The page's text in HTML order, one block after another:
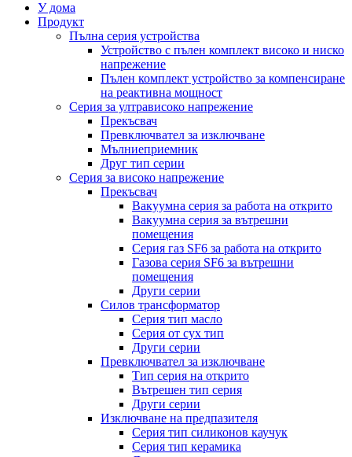
У дома
Продукт
Пълна серия устройства
Устройство с пълен комплект високо и ниско
напрежение
Пълен комплект устройство за компенсиране
на реактивна мощност
Серия за ултрависоко напрежение
Прекъсвач
Превключвател за изключване
Мълниеприемник
Друг тип серии
Серия за високо напрежение
Прекъсвач
Вакуумна серия за работа на открито
Вакуумна серия за вътрешни
помещения
Серия газ SF6 за работа на открито
Газова серия SF6 за вътрешни
помещения
Други серии
Силов трансформатор
Серия тип масло
Серия от сух тип
Други серии
Превключвател за изключване
Тип серия на открито
Вътрешен тип серия
Други серии
Изключване на предпазителя
Серия тип силиконов каучук
Серия тип керамика